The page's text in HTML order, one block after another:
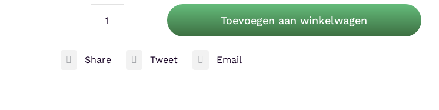
Natural
Toevoegen aan winkelwagen
Share Tweet Email